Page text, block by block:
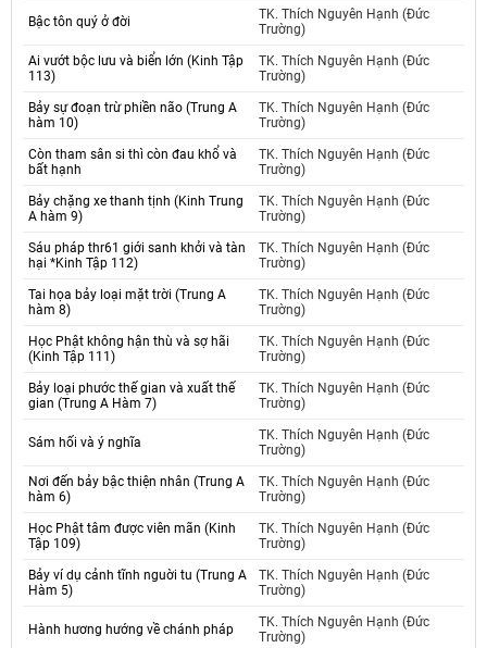
Bậc tôn quý ở đời
TK. Thích Nguyên Hạnh (Đức
Trường)
Ai vướt bộc lưu và biển lớn (Kinh Tập
113)
TK. Thích Nguyên Hạnh (Đức
Trường)
Bảy sự đoạn trừ phiền não (Trung A
hàm 10)
TK. Thích Nguyên Hạnh (Đức
Trường)
Còn tham sân si thì còn đau khổ và
bất hạnh
TK. Thích Nguyên Hạnh (Đức
Trường)
Bảy chặng xe thanh tịnh (Kinh Trung
A hàm 9)
TK. Thích Nguyên Hạnh (Đức
Trường)
Sáu pháp thr61 giới sanh khởi và tàn
hại *Kinh Tập 112)
TK. Thích Nguyên Hạnh (Đức
Trường)
Tai họa bảy loại mặt trời (Trung A
hàm 8)
TK. Thích Nguyên Hạnh (Đức
Trường)
Học Phật không hận thù và sợ hãi
(Kinh Tập 111)
TK. Thích Nguyên Hạnh (Đức
Trường)
Bảy loại phước thế gian và xuất thế
gian (Trung A Hàm 7)
TK. Thích Nguyên Hạnh (Đức
Trường)
Sám hối và ý nghĩa
TK. Thích Nguyên Hạnh (Đức
Trường)
Nơi đến bảy bậc thiện nhân (Trung A
hàm 6)
TK. Thích Nguyên Hạnh (Đức
Trường)
Học Phật tâm được viên mãn (Kinh
Tập 109)
TK. Thích Nguyên Hạnh (Đức
Trường)
Bảy ví dụ cảnh tĩnh nguời tu (Trung A
Hàm 5)
TK. Thích Nguyên Hạnh (Đức
Trường)
Hành hương hướng về chánh pháp
TK. Thích Nguyên Hạnh (Đức
Trường)